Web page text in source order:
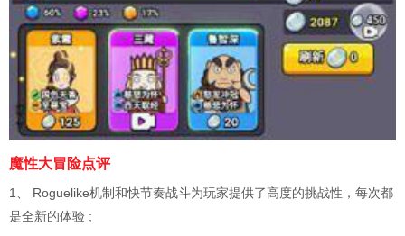
魔性大冒险点评
1、 Roguelike机制和快节奏战斗为玩家提供了高度的挑战性，每次都
是全新的体验 ;